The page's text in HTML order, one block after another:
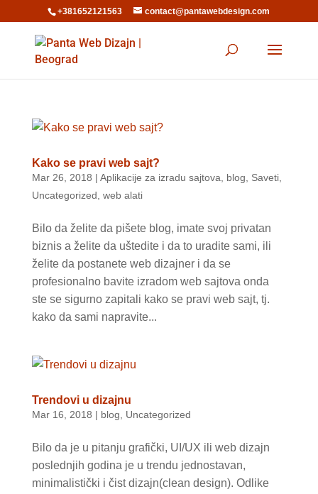
+381652121563 contact@pantawebdesign.com
Kako se pravi web sajt?
Mar 26, 2018 | Aplikacije za izradu sajtova blog Saveti,
Uncategorized web alati
Bilo da želite da pišete blog, imate svoj privatan
biznis a želite da uštedite i da to uradite sami, ili
želite da postanete web dizajner i da se
profesionalno bavite izradom web sajtova onda
ste se sigurno zapitali kako se pravi web sajt, tj.
kako da sami napravite...
Trendovi u dizajnu
Mar 16, 2018 | blog Uncategorized
Bilo da je u pitanju grafički, UI/UX ili web dizajn
poslednjih godina je u trendu jednostavan,
minimalistički i čist dizajn(clean design). Odlike